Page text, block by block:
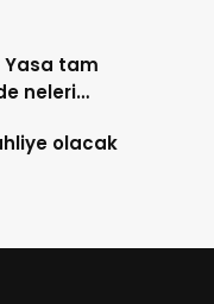
Yasa tam
neleri
olacak